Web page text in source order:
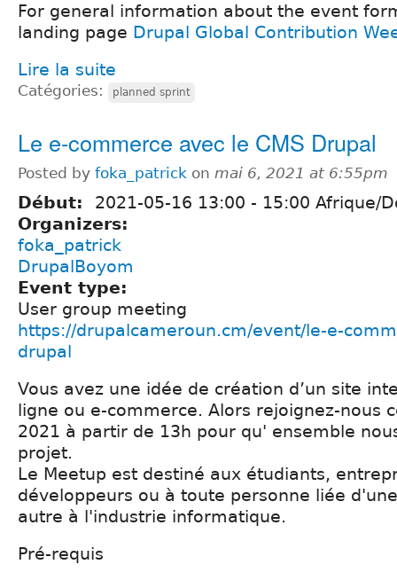
For general information about the event
landing page Drupal Global Contribution
Lire la suite
Catégories: planned sprint
Le e-commerce avec le CMS Drupal
Posted by foka_patrick on mai 6, 2021 at 6:55pm
Début: 2021-05-16 13:00 - 15:00 Afrique/
Organizers:
foka_patrick
DrupalBoyom
Event type:
User group meeting
https://drupalcameroun.cm/event/le-e-
drupal
Vous avez une idée de création d’un site
ligne ou e-commerce. Alors rejoignez-nous
2021 à partir de 13h pour qu' ensemble
projet.
Le Meetup est destiné aux étudiants,
développeurs ou à toute personne liée
autre à l'industrie informatique.
Pré-requis